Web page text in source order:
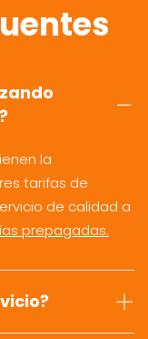
la
tarifas de
de calidad a
prepagadas.